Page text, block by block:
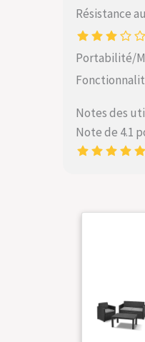
Résistance
Portabilité/
Notes des
Note de 4.1